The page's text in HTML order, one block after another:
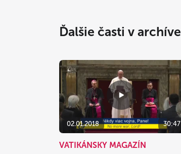
Ďalšie časti v archíve
02.01.2018 30:47
VATIKÁNSKY MAGAZÍN